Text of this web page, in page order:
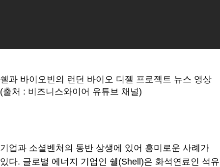
쉘과 바이오빈의 런던 바이오 디젤 프로젝트 뉴스 영상
(출처 : 비즈니스와이어 유튜브 채널)
기업과 소셜벤처의 동반 상생에 있어 흥미로운 사례가
있다. 글로벌 에너지 기업인 쉘(Shell)은 화석연료인 석유